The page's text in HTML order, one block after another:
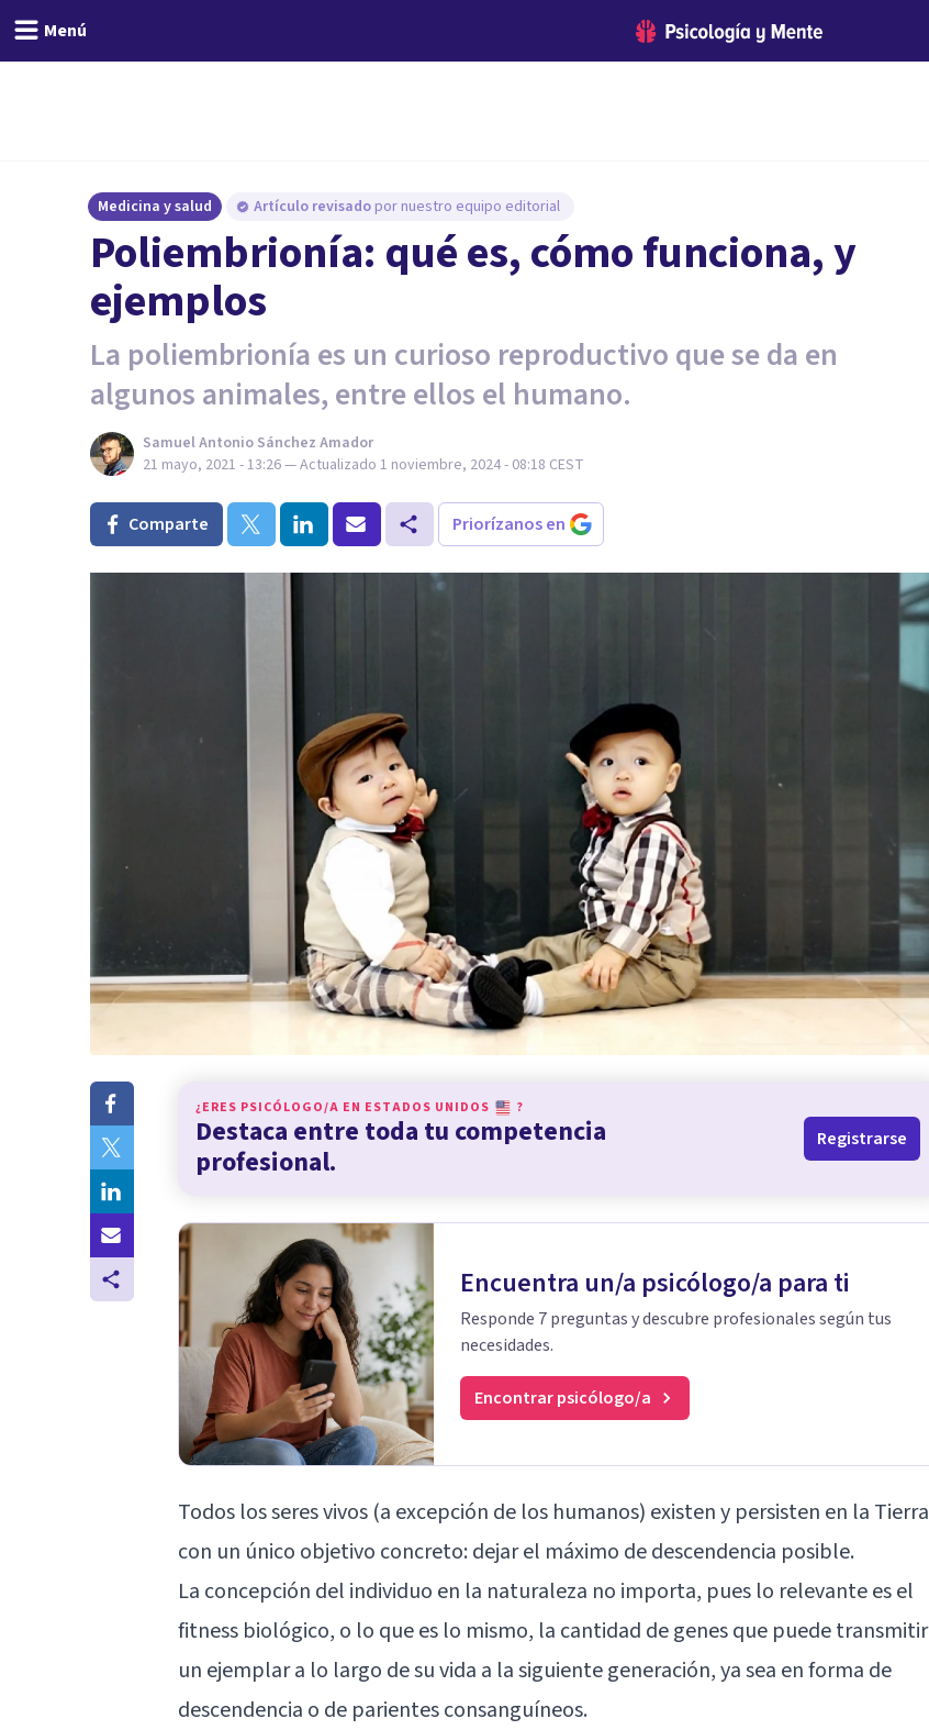
Menú
Medicina y salud Artículo revisado por nuestro equipo editorial
Poliembrionía: qué es, cómo funciona, y
ejemplos
La poliembrionía es un curioso reproductivo que se da en
algunos animales, entre ellos el humano.
Samuel Antonio Sánchez Amador
21 mayo, 2021 - 13:26— Actualizado 1 noviembre, 2024 - 08:18 CEST
Comparte Priorízanos en
¿ERES PSICÓLOGO/A EN ESTADOS UNIDOS ?
Destaca entre toda tu competencia
profesional.
Registrarse
Encuentra un/a psicólogo/a para ti
Responde 7 preguntas y descubre profesionales según tus
necesidades.
Encontrar psicólogo/a
Todos los seres vivos (a excepción de los humanos) existen y persisten en la Tierra
con un único objetivo concreto: dejar el máximo de descendencia posible.
La concepción del individuo en la naturaleza no importa, pues lo relevante es el
fitness biológico, o lo que es lo mismo, la cantidad de genes que puede transmitir
un ejemplar a lo largo de su vida a la siguiente generación, ya sea en forma de
descendencia o de parientes consanguíneos.